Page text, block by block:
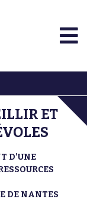
ET
D'UNE
DE NANTES